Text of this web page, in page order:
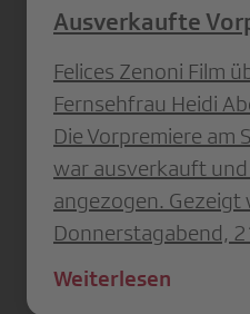
Ausverkaufte
Felices Zenoni Film
Fernsehfrau Heidi
Die Vorpremiere am
war ausverkauft
angezogen. Gezeigt
Donnerstagabend,
Weiterlesen